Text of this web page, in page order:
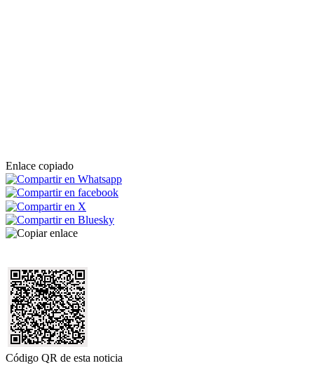
Enlace copiado
Código QR de esta noticia